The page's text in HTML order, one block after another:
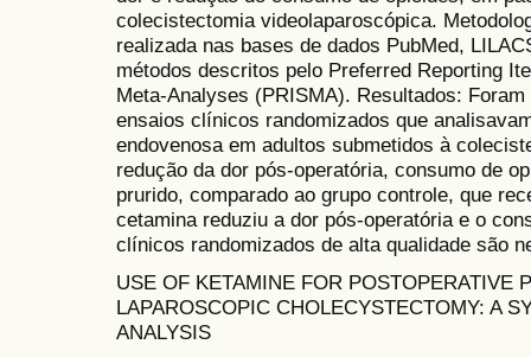
colecistectomia videolaparoscópica.
realizada nas bases de dados PubMed,
métodos descritos pelo Preferred Reporting
Meta-Analyses (PRISMA). Resultados:
ensaios clínicos randomizados que
endovenosa em adultos submetidos à
redução da dor pós-operatória, consumo de
prurido, comparado ao grupo controle, que
cetamina reduziu a dor pós-operatória e o
clínicos randomizados de alta qualidade são
USE OF KETAMINE FOR POSTOPERATIVE
LAPAROSCOPIC CHOLECYSTECTOMY: A
ANALYSIS